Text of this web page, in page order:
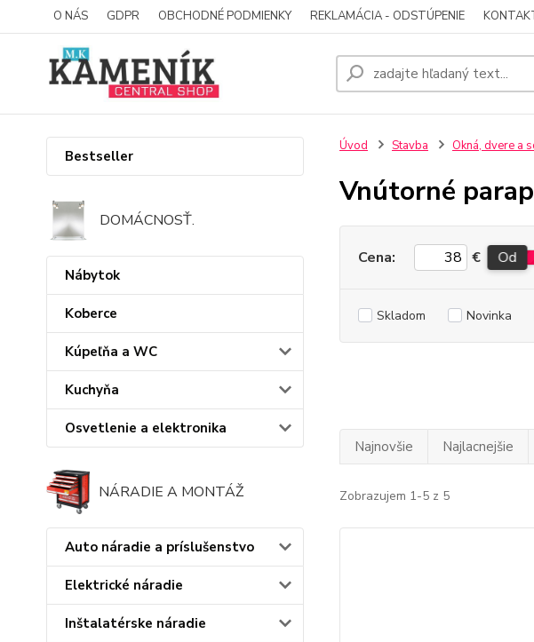
O NÁS GDPR OBCHODNÉ PODMIENKY REKLAMÁCIA - ODSTÚPENIE
Bestseller
DOMÁCNOSŤ.
Nábytok
Koberce
Kúpeľňa a WC
Kuchyňa
Osvetlenie a elektronika
NÁRADIE A MONTÁŽ
Auto náradie a príslušenstvo
Elektrické náradie
Inštalatérske náradie
Úvod Stavba Okná, dvere a
Vnútorné
Cena: € Od
Skladom Novinka
Najnovšie Najlacnejšie
Zobrazujem 1-5 z 5